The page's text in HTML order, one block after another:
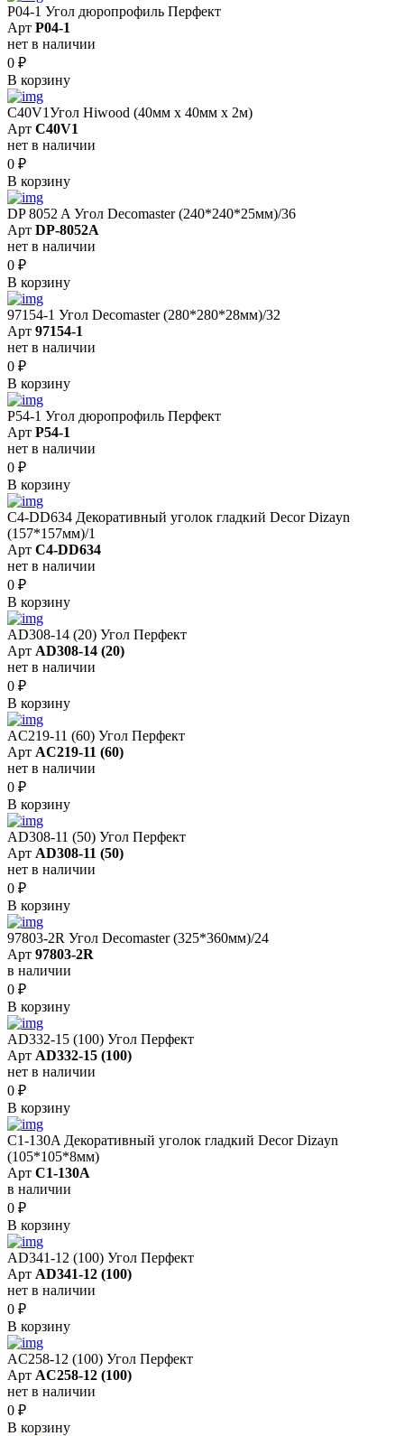
P04-1 Угол дюропрофиль Перфект
Арт P04-1
нет в наличии
0 ₽
В корзину
C40V1Угол Hiwood (40мм х 40мм х 2м)
Арт C40V1
нет в наличии
0 ₽
В корзину
DP 8052 A Угол Decomaster (240*240*25мм)/36
Арт DP-8052A
нет в наличии
0 ₽
В корзину
97154-1 Угол Decomaster (280*280*28мм)/32
Арт 97154-1
нет в наличии
0 ₽
В корзину
P54-1 Угол дюропрофиль Перфект
Арт P54-1
нет в наличии
0 ₽
В корзину
C4-DD634 Декоративный уголок гладкий Decor Dizayn
(157*157мм)/1
Арт C4-DD634
нет в наличии
0 ₽
В корзину
AD308-14 (20) Угол Перфект
Арт AD308-14 (20)
нет в наличии
0 ₽
В корзину
AC219-11 (60) Угол Перфект
Арт AC219-11 (60)
нет в наличии
0 ₽
В корзину
AD308-11 (50) Угол Перфект
Арт AD308-11 (50)
нет в наличии
0 ₽
В корзину
97803-2R Угол Decomaster (325*360мм)/24
Арт 97803-2R
в наличии
0 ₽
В корзину
AD332-15 (100) Угол Перфект
Арт AD332-15 (100)
нет в наличии
0 ₽
В корзину
C1-130A Декоративный уголок гладкий Decor Dizayn
(105*105*8мм)
Арт C1-130A
в наличии
0 ₽
В корзину
AD341-12 (100) Угол Перфект
Арт AD341-12 (100)
нет в наличии
0 ₽
В корзину
AC258-12 (100) Угол Перфект
Арт AC258-12 (100)
нет в наличии
0 ₽
В корзину